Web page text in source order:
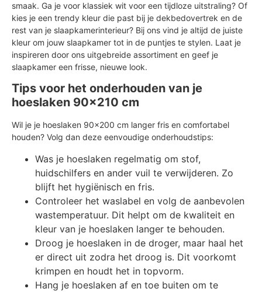
smaak. Ga je voor klassiek wit voor een tijdloze uitstraling? Of
kies je een trendy kleur die past bij je dekbedovertrek en de
rest van je slaapkamerinterieur? Bij ons vind je altijd de juiste
kleur om jouw slaapkamer tot in de puntjes te stylen. Laat je
inspireren door ons uitgebreide assortiment en geef je
slaapkamer een frisse, nieuwe look.
Tips voor het onderhouden van je
hoeslaken 90x210 cm
Wil je je hoeslaken 90x200 cm langer fris en comfortabel
houden? Volg dan deze eenvoudige onderhoudstips:
Was je hoeslaken regelmatig om stof,
huidschilfers en ander vuil te verwijderen. Zo
blijft het hygiënisch en fris.
Controleer het waslabel en volg de aanbevolen
wastemperatuur. Dit helpt om de kwaliteit en
kleur van je hoeslaken langer te behouden.
Droog je hoeslaken in de droger, maar haal het
er direct uit zodra het droog is. Dit voorkomt
krimpen en houdt het in topvorm.
Hang je hoeslaken af en toe buiten om te